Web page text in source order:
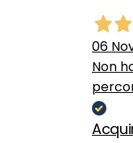
06
Non